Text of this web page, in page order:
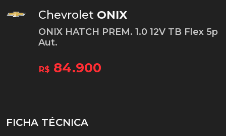
Chevrolet ONIX
ONIX HATCH PREM. 1.0 12V TB Flex 5p
Aut.
R$ 84.900
FICHA TÉCNICA